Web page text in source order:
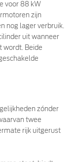
voor 88 kW
zijn
nog lager verbruik.
uit wanneer
wordt. Beide
zónder
twee
rijk uitgerust